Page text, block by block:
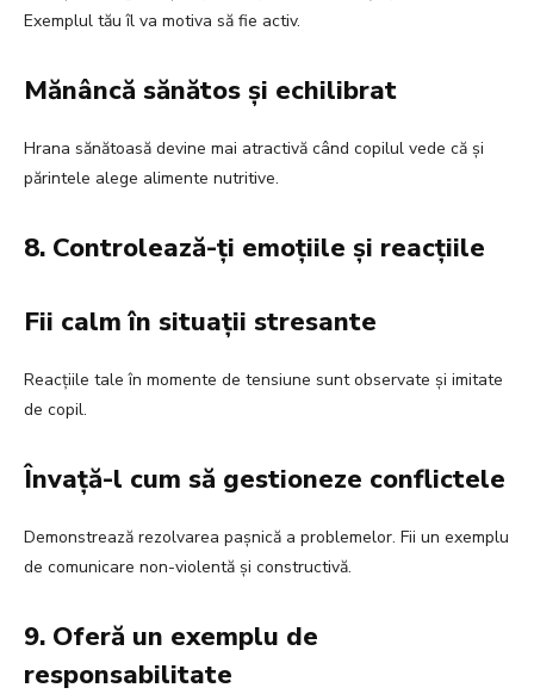
Exemplul tău îl va motiva să fie activ.
Mănâncă sănătos și echilibrat
Hrana sănătoasă devine mai atractivă când copilul vede că și
părintele alege alimente nutritive.
8. Controlează-ți emoțiile și reacțiile
Fii calm în situații stresante
Reacțiile tale în momente de tensiune sunt observate și imitate
de copil.
Învață-l cum să gestioneze conflictele
Demonstrează rezolvarea pașnică a problemelor. Fii un exemplu
de comunicare non-violentă și constructivă.
9. Oferă un exemplu de
responsabilitate